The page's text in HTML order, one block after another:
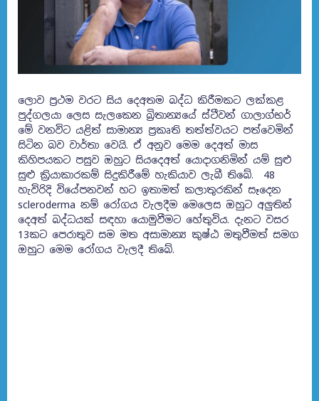
ලොව ප්‍රථම වරට සිය දෙඅතම බද්ධ කිරීමකට ලක්කළ
පුද්ගලයා ලෙස සැලකෙන බ්‍රිතාන්‍යයේ ස්ටීවන් ගාලාග්භර්
මේ වනවිට යළිත් සාමාන්‍ය ප්‍රකෘති තත්ත්වයට පත්වෙමින්
සිටින බව වාර්තා වෙයි. ඒ අනුව මෙම දෙඅත් මාස
කිහිපයකට පසුව ඔහුට සියදෙඅත් යොදාගනිමින් යම් සුළු
සුළු ක්‍රියාකාරකම් සිදුකිරීමේ හැකියාව ලැබී තිබේ. 48
හැවිරිදි වියේපනවන් හට ඉතාමත් කලාතුරකින් සෑදෙන
scleroderma නම් රෝගය වැලදීම මෙලෙස ඔහුට අලුතින්
දෙඅත් බද්ධයක් සඳහා යොමුවීමට හේතුවිය. දැනට වසර
13කට පෙරාතුව සම මත අසාමාන්‍ය කුෂ්ඨ මතුවීමත් සමග
ඔහුට මෙම රෝගය වැලදී තිබේ.